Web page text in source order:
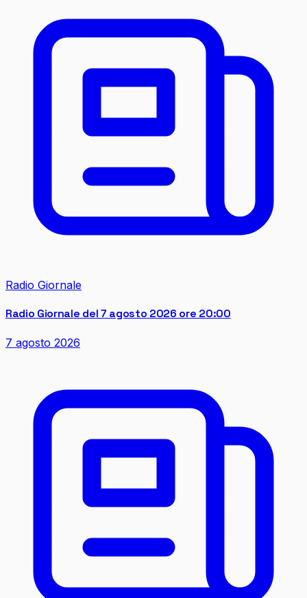
Radio Giornale
Radio Giornale del 7 agosto 2026 ore 20:00
7 agosto 2026